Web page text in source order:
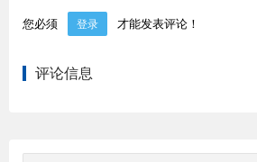
您必须 登录 才能发表评论！
评论信息